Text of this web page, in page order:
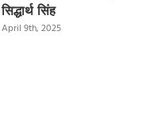
सिद्धार्थ सिंह
April 9th, 2025